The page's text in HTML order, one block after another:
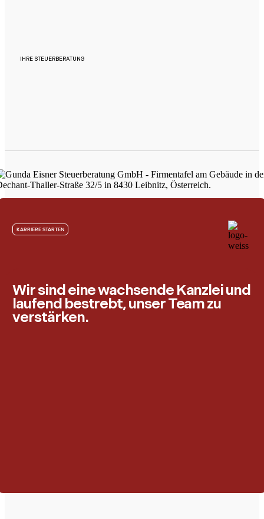
IHRE STEUERBERATUNG
KARRIERE STARTEN
Wir sind eine wachsende Kanzlei und
laufend bestrebt, unser Team zu
verstärken.